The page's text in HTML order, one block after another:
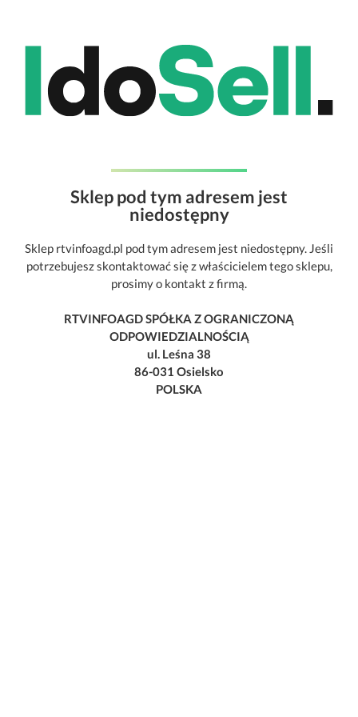
Sklep pod tym adresem jest
niedostępny
Sklep rtvinfoagd.pl pod tym adresem jest niedostępny. Jeśli
potrzebujesz skontaktować się z właścicielem tego sklepu,
prosimy o kontakt z firmą.
RTVINFOAGD SPÓŁKA Z OGRANICZONĄ
ODPOWIEDZIALNOŚCIĄ
ul. Leśna 38
86-031 Osielsko
POLSKA